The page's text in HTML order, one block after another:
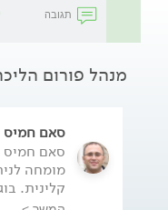
תגובה
מנהל פורום
סאם חמיס
מומחה
קלינית.